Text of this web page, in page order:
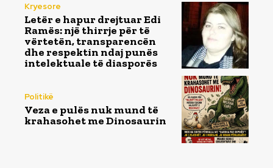
Kryesore
Letër e hapur drejtuar Edi
Ramës: një thirrje për të
vërtetën, transparencën
dhe respektin ndaj punës
intelektuale të diasporës
Politikë
Veza e pulës nuk mund të
krahasohet me Dinosaurin